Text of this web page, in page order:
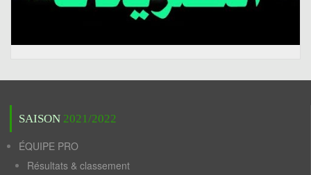
SAISON 2021/2022
ÉQUIPE PRO
Résultats & classement